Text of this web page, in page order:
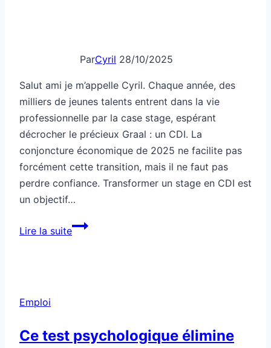
ParCyril 28/10/2025
Salut ami je m’appelle Cyril. Chaque année, des
milliers de jeunes talents entrent dans la vie
professionnelle par la case stage, espérant
décrocher le précieux Graal : un CDI. La
conjoncture économique de 2025 ne facilite pas
forcément cette transition, mais il ne faut pas
perdre confiance. Transformer un stage en CDI est
un objectif…
Lire la suiteComment
Emploi
Ce test psychologique élimine